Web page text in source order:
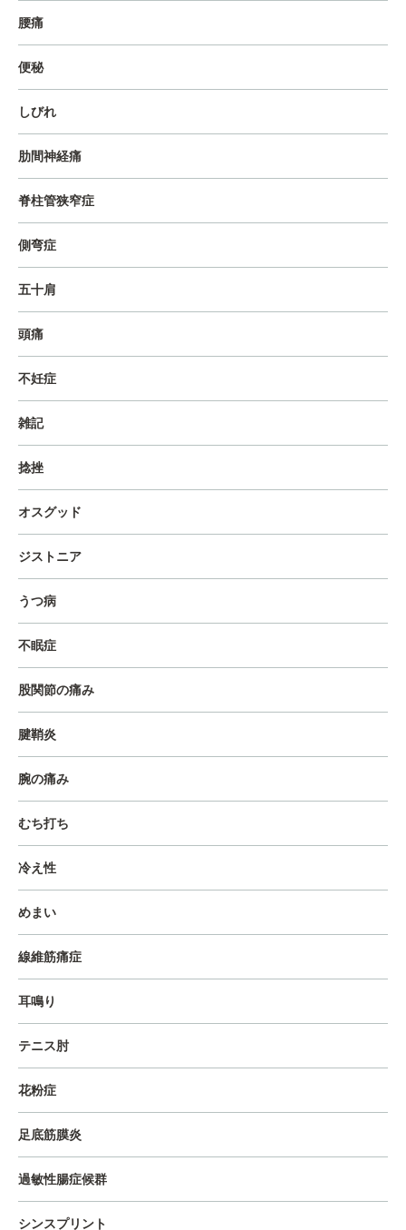
腰痛
便秘
しびれ
肋間神経痛
脊柱管狭窄症
側弯症
五十肩
頭痛
不妊症
雑記
捻挫
オスグッド
ジストニア
うつ病
不眠症
股関節の痛み
腱鞘炎
腕の痛み
むち打ち
冷え性
めまい
線維筋痛症
耳鳴り
テニス肘
花粉症
足底筋膜炎
過敏性腸症候群
シンスプリント